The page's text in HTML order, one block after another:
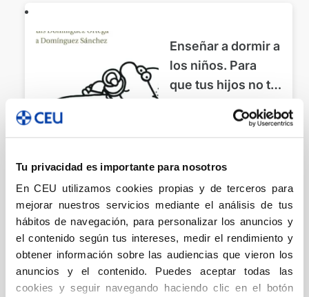
Tu privacidad es importante para nosotros
En CEU utilizamos cookies propias y de terceros para
mejorar nuestros servicios mediante el análisis de tus
hábitos de navegación, para personalizar los anuncios y
el contenido según tus intereses, medir el rendimiento y
obtener información sobre las audiencias que vieron los
anuncios y el contenido. Puedes aceptar todas las
cookies y seguir navegando haciendo clic en el botón
Enseñar a dormir a
los niños. Para
que tus hijos no te
Domínguez Ortega, Luis
Domínguez Sánchez, Elena
Añadir
Teach children to
sleep. So they